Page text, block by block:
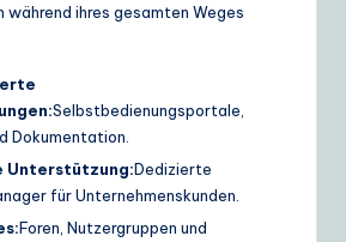
während ihres gesamten Weges
Selbstbedienungsportale,
Dokumentation.
Unterstützung:Dedizierte
für Unternehmenskunden.
Foren, Nutzergruppen und